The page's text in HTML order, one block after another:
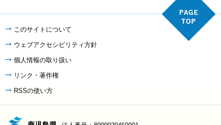
このサイトについて
ウェブアクセシビリティ方針
個人情報の取り扱い
リンク・著作権
RSSの使い方